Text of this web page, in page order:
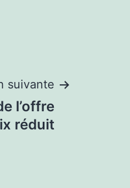
suivante
l’offre
réduit